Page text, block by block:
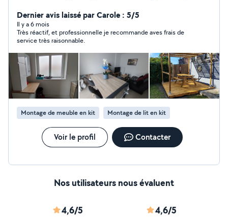
travaux de bricolage Mon secteur géographique :
Maubeuge jusqu'à 30km
Dernier avis laissé par Carole : 5/5
Il y a 6 mois
Très réactif, et professionnelle je recommande aves frais de
service très raisonnable.
Montage de meuble en kit Montage de lit en kit
Voir le profil Contacter
Nos utilisateurs nous évaluent
4,6/5 4,6/5